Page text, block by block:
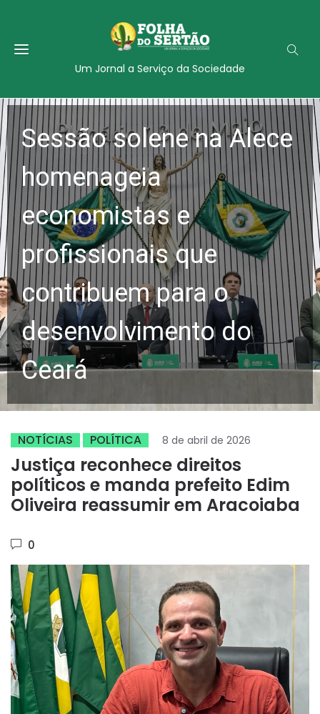
Um Jornal a Serviço da Sociedade
Sessão solene na Alece
homenageia
economistas e
profissionais que
contribuem para o
desenvolvimento do
Ceará
NOTÍCIAS POLÍTICA 8 de abril de 2026
Justiça reconhece direitos
políticos e manda prefeito Edim
Oliveira reassumir em Aracoiaba
0